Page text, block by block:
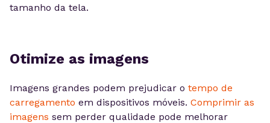
tamanho da tela.
Otimize as imagens
Imagens grandes podem prejudicar o tempo de
carregamento em dispositivos móveis. Comprimir as
imagens sem perder qualidade pode melhorar